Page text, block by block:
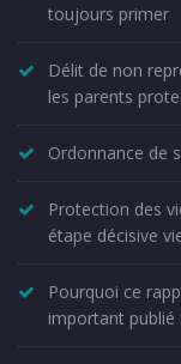
toujours primer
Délit de non
les parents
Ordonnance de
Protection des
étape décisive
Pourquoi ce
important publié